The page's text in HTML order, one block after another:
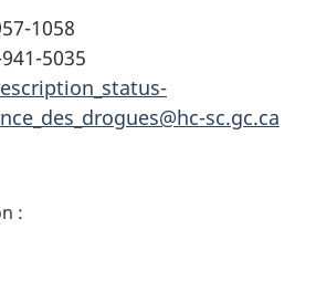
1058
5035
sc.gc.ca